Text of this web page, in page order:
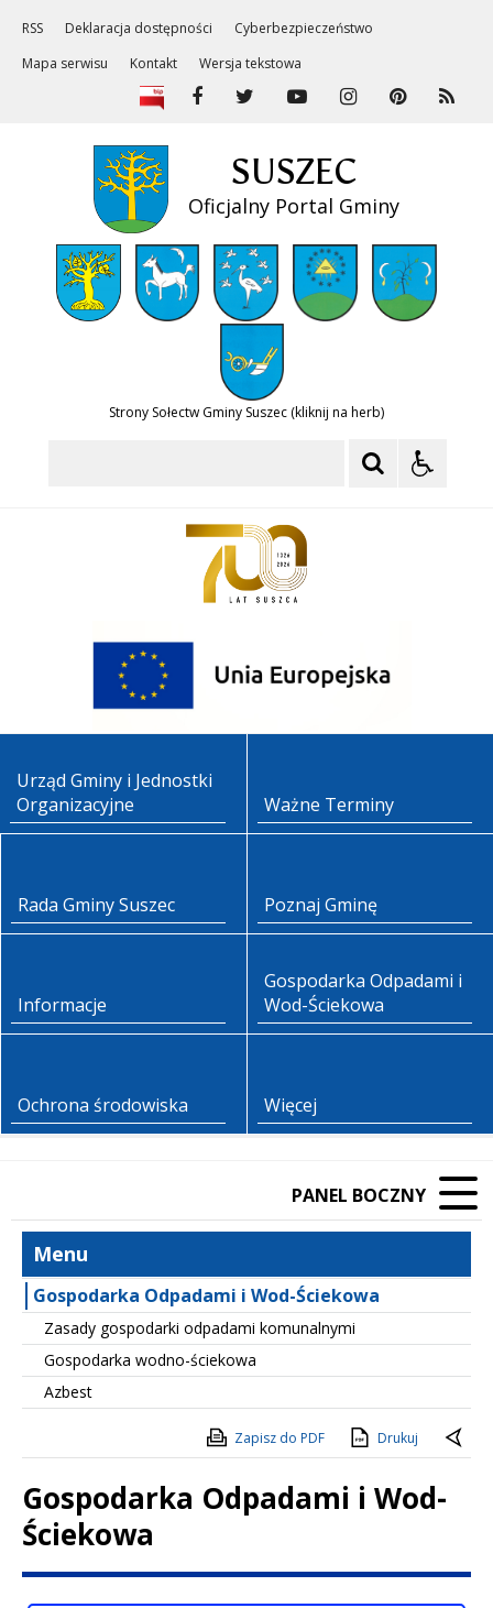
RSS Deklaracja dostępności
Cyberbezpieczeństwo
Mapa serwisu
Kontakt Wersja tekstowa
SUSZEC
Oficjalny Portal Gminy
Strony Sołectw Gminy Suszec (kliknij na herb)
Urząd Gminy i Jednostki
Organizacyjne
Ważne Terminy
Rada Gminy Suszec Poznaj Gminę
Informacje
Gospodarka Odpadami i
Wod-Ściekowa
Ochrona środowiska Więcej
PANEL BOCZNY
Menu
Gospodarka Odpadami i Wod-Ściekowa
Zasady gospodarki odpadami komunalnymi
Gospodarka wodno-ściekowa
Azbest
Zapisz do PDF Drukuj
Gospodarka Odpadami i Wod-
Ściekowa
Treść